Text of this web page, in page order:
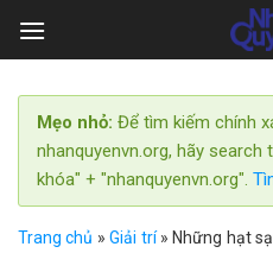
Mẹo nhỏ: Để tìm kiếm chính
nhanquyenvn.org, hãy search
khóa" + "nhanquyenvn.org".
Trang chủ »Giải trí» Những hạt